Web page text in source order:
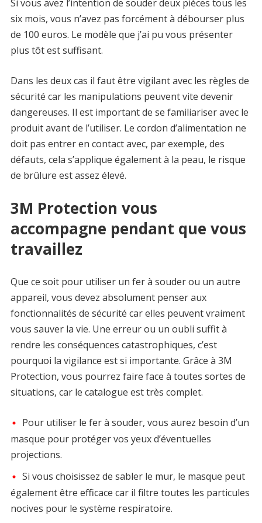
Si vous avez l’intention de souder deux pièces tous les
six mois, vous n’avez pas forcément à débourser plus
de 100 euros. Le modèle que j’ai pu vous présenter
plus tôt est suffisant.
Dans les deux cas il faut être vigilant avec les règles de
sécurité car les manipulations peuvent vite devenir
dangereuses. Il est important de se familiariser avec le
produit avant de l’utiliser. Le cordon d’alimentation ne
doit pas entrer en contact avec, par exemple, des
défauts, cela s’applique également à la peau, le risque
de brûlure est assez élevé.
3M Protection vous
accompagne pendant que vous
travaillez
Que ce soit pour utiliser un fer à souder ou un autre
appareil, vous devez absolument penser aux
fonctionnalités de sécurité car elles peuvent vraiment
vous sauver la vie. Une erreur ou un oubli suffit à
rendre les conséquences catastrophiques, c’est
pourquoi la vigilance est si importante. Grâce à 3M
Protection, vous pourrez faire face à toutes sortes de
situations, car le catalogue est très complet.
Pour utiliser le fer à souder, vous aurez besoin d’un
masque pour protéger vos yeux d’éventuelles
projections.
Si vous choisissez de sabler le mur, le masque peut
également être efficace car il filtre toutes les particules
nocives pour le système respiratoire.